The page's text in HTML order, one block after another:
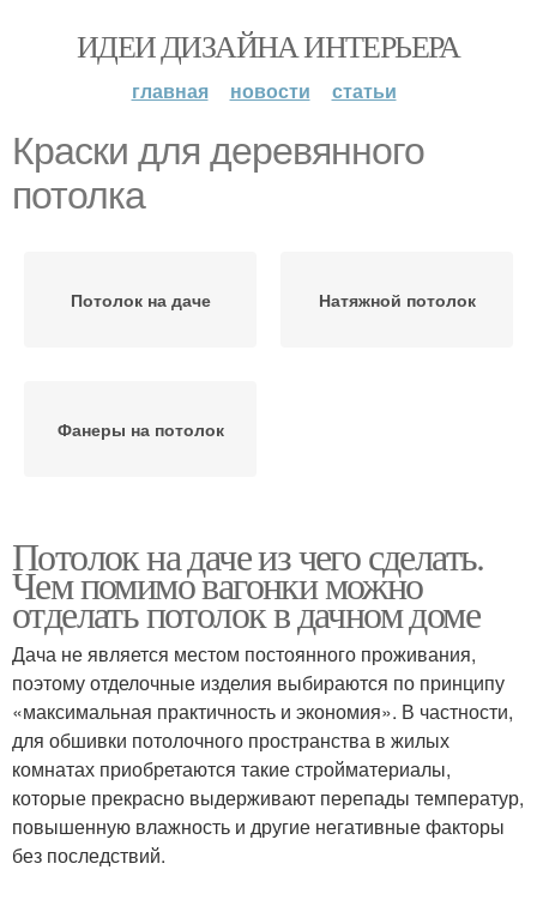
ИДЕИ ДИЗАЙНА ИНТЕРЬЕРА
главная новости статьи
Краски для деревянного
потолка
Потолок на даче Натяжной потолок
Фанеры на потолок
Потолок на даче из чего сделать.
Чем помимо вагонки можно
отделать потолок в дачном доме
Дача не является местом постоянного проживания,
поэтому отделочные изделия выбираются по принципу
«максимальная практичность и экономия». В частности,
для обшивки потолочного пространства в жилых
комнатах приобретаются такие стройматериалы,
которые прекрасно выдерживают перепады температур,
повышенную влажность и другие негативные факторы
без последствий.